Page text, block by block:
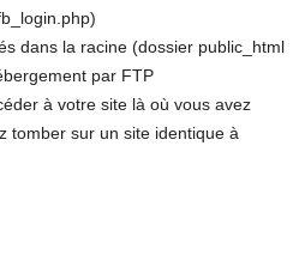
dans la racine (dossier public_html
par FTP
à votre site là où vous avez
tomber sur un site identique à